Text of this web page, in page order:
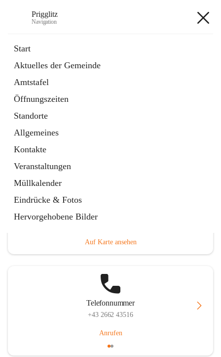
Prigglitz
Navigation
Start
Aktuelles der Gemeinde
Amtstafel
Öffnungszeiten
Standorte
Allgemeines
Kontakte
Veranstaltungen
Müllkalender
Eindrücke & Fotos
Hervorgehobene Bilder
Externe Webseite
in
Tab
Gemeindezeitung
Ordner
öffnet
in
neuem
Tab
Hauptadresse
Auf Karte ansehen
Telefonnummer
+43 2662 43516
Anrufen